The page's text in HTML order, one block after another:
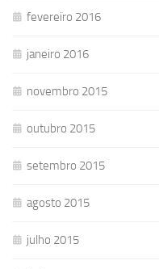
fevereiro 2016
janeiro 2016
novembro 2015
outubro 2015
setembro 2015
agosto 2015
julho 2015